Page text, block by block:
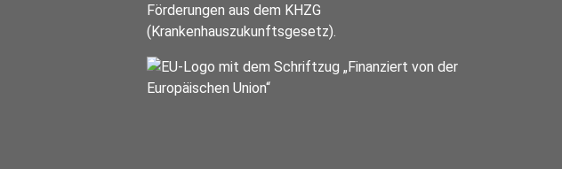
Förderungen aus dem KHZG
(Krankenhauszukunftsgesetz).